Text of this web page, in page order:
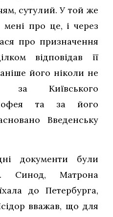
сутулий. У той же
про це, і через
про призначення
відповідав її
його ніколи не
за Київського
та за його
Введенську
документи були
Синод, Матрона
до Петербурга,
вважав, що для